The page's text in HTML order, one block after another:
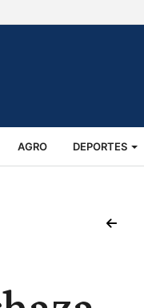
AGRO DEPORTES